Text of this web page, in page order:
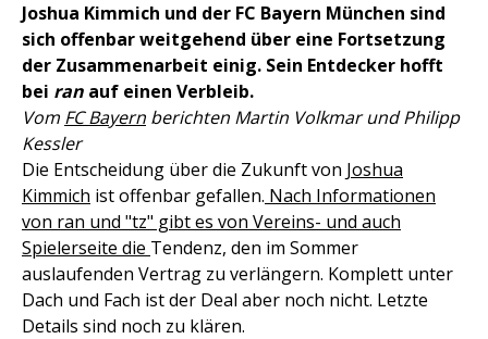
Joshua Kimmich und der FC Bayern München sind
sich offenbar weitgehend über eine Fortsetzung
der Zusammenarbeit einig. Sein Entdecker hofft
bei ran auf einen Verbleib.
Vom FC Bayern berichten Martin Volkmar und Philipp
Kessler
Die Entscheidung über die Zukunft von Joshua
Kimmich ist offenbar gefallen. Nach Informationen
von ran und "tz" gibt es von Vereins- und auch
Spielerseite die Tendenz, den im Sommer
auslaufenden Vertrag zu verlängern. Komplett unter
Dach und Fach ist der Deal aber noch nicht. Letzte
Details sind noch zu klären.